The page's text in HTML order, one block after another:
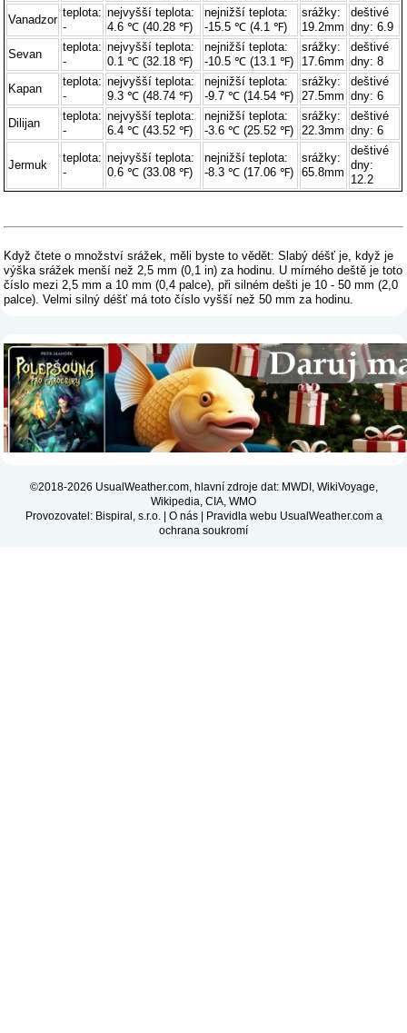
Vanadzor
teplota:
-
nejvyšší teplota:
4.6 ℃ (40.28 ℉)
nejnižší teplota:
-15.5 ℃ (4.1 ℉)
srážky:
19.2mm
deštivé
dny: 6.9
Sevan
teplota:
-
nejvyšší teplota:
0.1 ℃ (32.18 ℉)
nejnižší teplota:
-10.5 ℃ (13.1 ℉)
srážky:
17.6mm
deštivé
dny: 8
Kapan
teplota:
-
nejvyšší teplota:
9.3 ℃ (48.74 ℉)
nejnižší teplota:
-9.7 ℃ (14.54 ℉)
srážky:
27.5mm
deštivé
dny: 6
Dilijan
teplota:
-
nejvyšší teplota:
6.4 ℃ (43.52 ℉)
nejnižší teplota:
-3.6 ℃ (25.52 ℉)
srážky:
22.3mm
deštivé
dny: 6
Jermuk
teplota:
-
nejvyšší teplota:
0.6 ℃ (33.08 ℉)
nejnižší teplota:
-8.3 ℃ (17.06 ℉)
srážky:
65.8mm
deštivé
dny:
12.2
Když čtete o množství srážek, měli byste to vědět: Slabý déšť je, když je
výška srážek menší než 2,5 mm (0,1 in) za hodinu. U mírného deště je toto
číslo mezi 2,5 mm a 10 mm (0,4 palce), při silném dešti je 10 - 50 mm (2,0
palce). Velmi silný déšť má toto číslo vyšší než 50 mm za hodinu.
©2018-2026 UsualWeather.com, hlavní zdroje dat: MWDI, WikiVoyage,
Wikipedia, CIA, WMO
Provozovatel: Bispiral, s.r.o. | O nás| Pravidla webu UsualWeather.com a
ochrana soukromí